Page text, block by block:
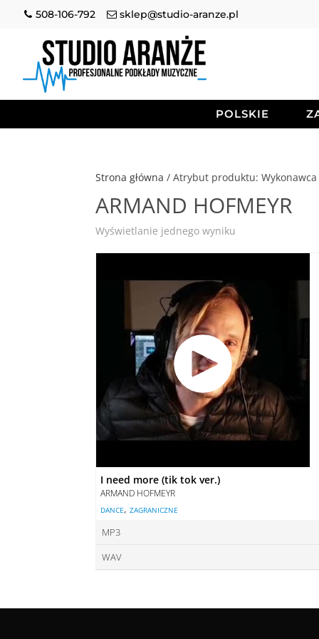
508-106-792 sklep@studio-aranze.pl
POLSKIE
Strona główna / Atrybut produktu: Wykonawca
ARMAND HOFMEYR
Wyświetlanie jednego wyniku
I need more (tik tok ver.)
ARMAND HOFMEYR
DANCE,ZAGRANICZNE
MP3
WAV